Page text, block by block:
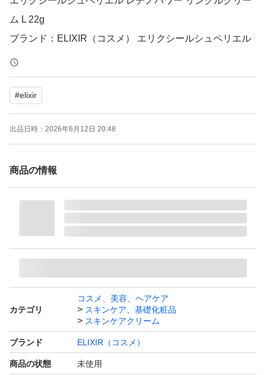
ム L 22g
ブランド：ELIXIR（コスメ） エリクシールシュペリエル
#elixir
出品日時： 2026年6月12日 20:48
商品の情報
カテゴリ
コスメ、美容、ヘアケア
スキンケア、基礎化粧品
スキンケアクリーム
ブランド ELIXIR（コスメ）
商品の状態 未使用